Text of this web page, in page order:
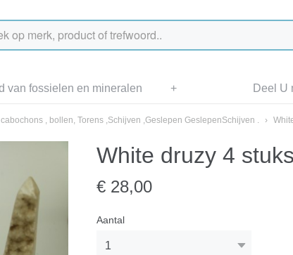
Deel U
van fossielen en mineralen +
, bollen, Torens ,Schijven ,Geslepen GeslepenSchijven . ›
White druzy 4 stuks
€ 28,00
Aantal